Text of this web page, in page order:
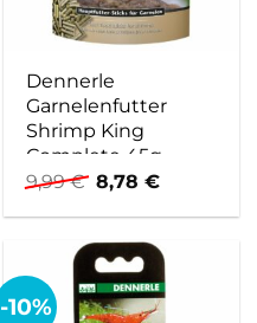
Dennerle
Garnelenfutter
Shrimp King
Complete 45g
9,99€ Ursprünglicher
Preis
war:
9,99 €
8,78€Aktueller
ist:
-10%